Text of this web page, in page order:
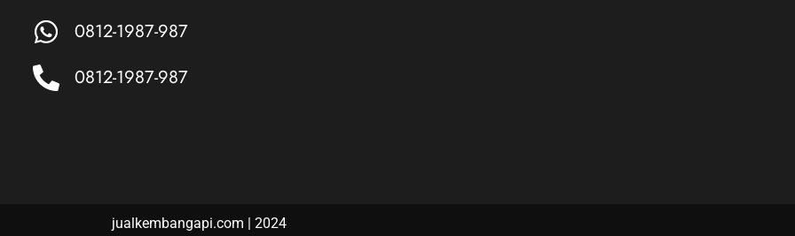
0812-1987-987
0812-1987-987
jualkembangapi.com | 2024